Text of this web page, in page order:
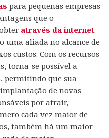
para pequenas empresas
que o
através da internet.
uma aliada no alcance de
custos. Com os recursos
torna-se possível a
permitindo que sua
de novas
por atrair,
cada vez maior de
também há um maior